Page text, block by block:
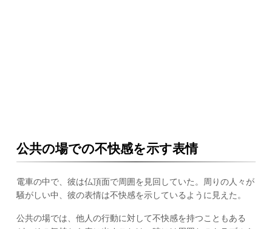
公共の場での不快感を示す表情
電車の中で、彼は仏頂面で周囲を見回していた。周りの人々が
騒がしい中、彼の表情は不快感を示しているように見えた。
公共の場では、他人の行動に対して不快感を持つこともある